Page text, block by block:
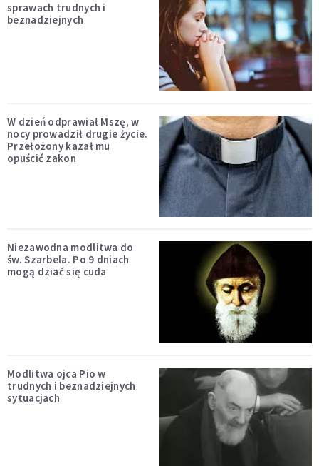
sprawach trudnych i
beznadziejnych
W dzień odprawiał Mszę, w
nocy prowadził drugie życie.
Przełożony kazał mu
opuścić zakon
Niezawodna modlitwa do
św. Szarbela. Po 9 dniach
mogą dziać się cuda
Modlitwa ojca Pio w
trudnych i beznadziejnych
sytuacjach